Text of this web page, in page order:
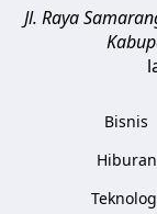
Jl. Raya
Bisnis
Hiburan